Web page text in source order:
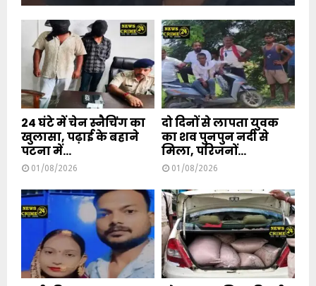
24 घंटे में चेन स्नैचिंग का
खुलासा, पढ़ाई के बहाने
पटना में...
01/08/2026
दो दिनों से लापता युवक
का शव पुनपुन नदी से
मिला, परिजनों...
01/08/2026